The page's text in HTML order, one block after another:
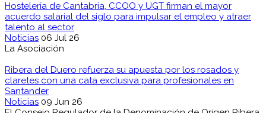
Hostelería de Cantabria, CCOO y UGT firman el mayor
acuerdo salarial del siglo para impulsar el empleo y atraer
talento al sector
Noticias 06 Jul 26
La Asociación
Ribera del Duero refuerza su apuesta por los rosados y
claretes con una cata exclusiva para profesionales en
Santander
Noticias 09 Jun 26